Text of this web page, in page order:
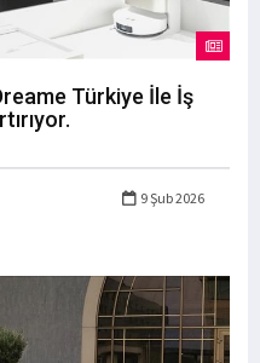
Türkiye İle İş
9 Şub 2026